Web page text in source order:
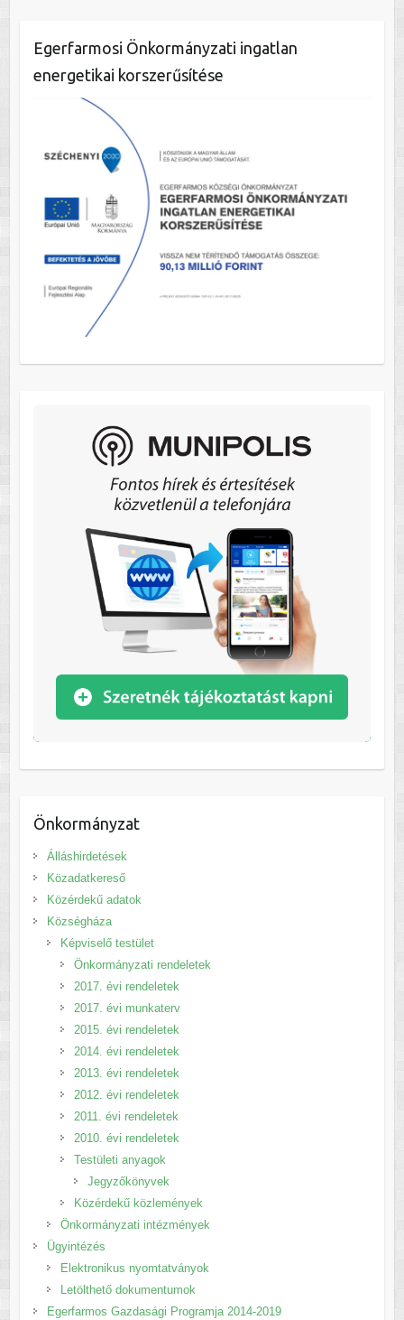
Egerfarmosi Önkormányzati ingatlan
energetikai korszerűsítése
Önkormányzat
Álláshirdetések
Közadatkereső
Közérdekű adatok
Községháza
Képviselő testület
Önkormányzati rendeletek
2017. évi rendeletek
2017. évi munkaterv
2015. évi rendeletek
2014. évi rendeletek
2013. évi rendeletek
2012. évi rendeletek
2011. évi rendeletek
2010. évi rendeletek
Testületi anyagok
Jegyzőkönyvek
Közérdekű közlemények
Önkormányzati intézmények
Ügyintézés
Elektronikus nyomtatványok
Letölthető dokumentumok
Egerfarmos Gazdasági Programja 2014-2019